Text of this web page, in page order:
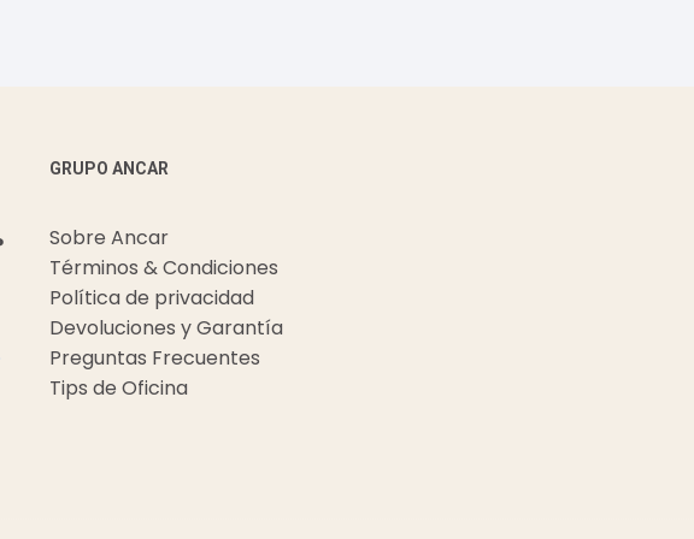
GRUPO ANCAR
Sobre Ancar
Términos & Condiciones
Política de privacidad
Devoluciones y Garantía
Preguntas Frecuentes
Tips de Oficina